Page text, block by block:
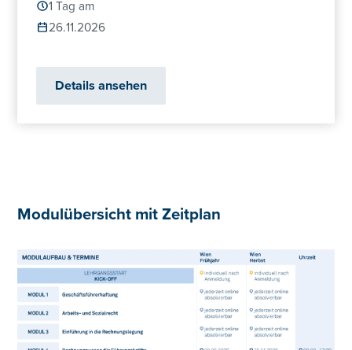
1 Tag am
26.11.2026
Details ansehen
Modulübersicht mit Zeitplan